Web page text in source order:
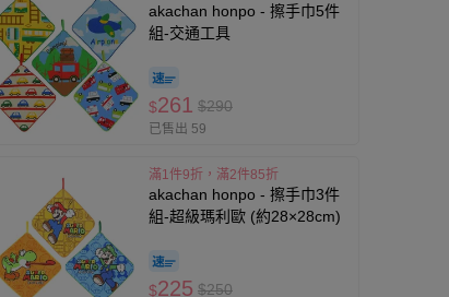
akachan honpo - 擦手巾5件
組-交通工具
$261 $290
已售出 59
滿1件9折，滿2件85折
akachan honpo - 擦手巾3件
組-超級瑪利歐 (約28×28cm)
$225 $250